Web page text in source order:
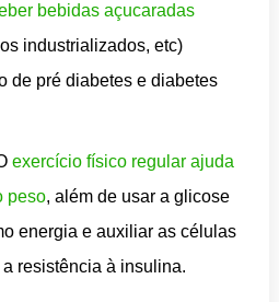
bebidas açucaradas
industrializados, etc)
de pré diabetes e diabetes
exercício físico regular ajuda
peso, além de usar a glicose
energia e auxiliar as células
resistência à insulina.